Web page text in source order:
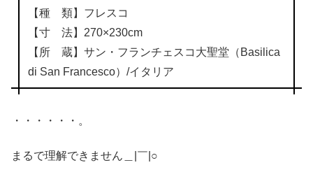
【種 類】フレスコ
【寸 法】270×230cm
【所 蔵】サン・フランチェスコ大聖堂（Basilica
di San Francesco）/イタリア
・・・・・・。
まるで理解できません＿|￣|○